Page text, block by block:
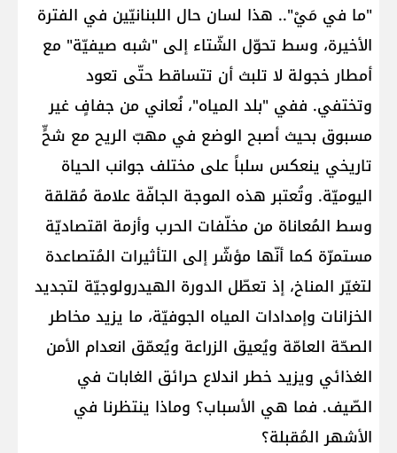
"ما في مَيْ".. هذا لسان حال اللبنانيّين في الفترة
الأخيرة، وسط تحوّل الشّتاء إلى "شبه صيفيّة" مع
أمطار خجولة لا تلبث أن تتساقط حتّى تعود
وتختفي. ففي "بلد المياه"، نُعاني من جفافٍ غير
مسبوق بحيث أصبح الوضع في مهبّ الريح مع شحٍّ
تاريخي ينعكس سلباً على مختلف جوانب الحياة
اليوميّة. وتُعتبر هذه الموجة الجافّة علامة مُقلقة
وسط المُعاناة من مخلّفات الحرب وأزمة اقتصاديّة
مستمرّة كما أنّها مؤشّر إلى التأثيرات المُتصاعدة
لتغيّر المناخ، إذ تعطّل الدورة الهيدرولوجيّة لتجديد
الخزانات وإمدادات المياه الجوفيّة، ما يزيد مخاطر
الصحّة العامّة ويُعيق الزراعة ويُعمّق انعدام الأمن
الغذائي ويزيد خطر اندلاع حرائق الغابات في
الصّيف. فما هي الأسباب؟ وماذا ينتظرنا في
الأشهر المُقبلة؟